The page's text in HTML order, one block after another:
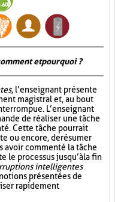
et pourquoi ?
, l’enseignant présente
magistral et, au bout
L’enseignant
de réaliser une tâche
Cette tâche pourrait
ou encore, de résumer
avoir commenté la tâche
le processus jusqu’à la fin
intelligentes
présentées de
rapidement